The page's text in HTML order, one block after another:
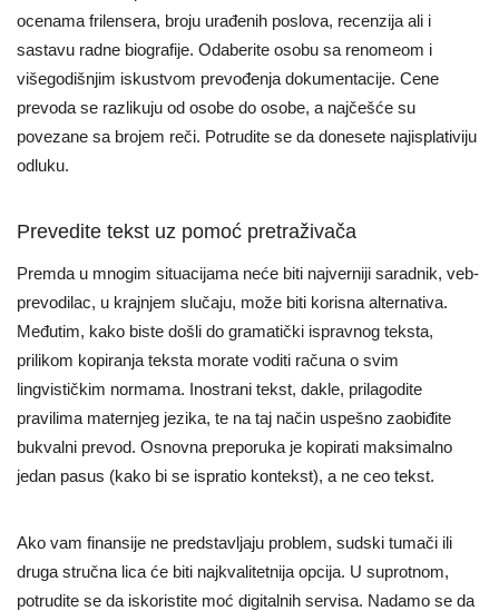
ocenama frilensera, broju urađenih poslova, recenzija ali i
sastavu radne biografije. Odaberite osobu sa renomeom i
višegodišnjim iskustvom prevođenja dokumentacije. Cene
prevoda se razlikuju od osobe do osobe, a najčešće su
povezane sa brojem reči. Potrudite se da donesete najisplativiju
odluku.
Prevedite tekst uz pomoć pretraživača
Premda u mnogim situacijama neće biti najverniji saradnik, veb-
prevodilac, u krajnjem slučaju, može biti korisna alternativa.
Međutim, kako biste došli do gramatički ispravnog teksta,
prilikom kopiranja teksta morate voditi računa o svim
lingvističkim normama. Inostrani tekst, dakle, prilagodite
pravilima maternjeg jezika, te na taj način uspešno zaobiđite
bukvalni prevod. Osnovna preporuka je kopirati maksimalno
jedan pasus (kako bi se ispratio kontekst), a ne ceo tekst.
Ako vam finansije ne predstavljaju problem, sudski tumači ili
druga stručna lica će biti najkvalitetnija opcija. U suprotnom,
potrudite se da iskoristite moć digitalnih servisa. Nadamo se da